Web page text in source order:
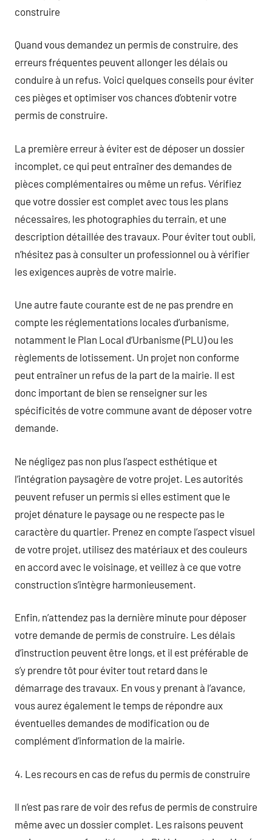
construire
Quand vous demandez un permis de construire, des
erreurs fréquentes peuvent allonger les délais ou
conduire à un refus. Voici quelques conseils pour éviter
ces pièges et optimiser vos chances d’obtenir votre
permis de construire.
La première erreur à éviter est de déposer un dossier
incomplet, ce qui peut entraîner des demandes de
pièces complémentaires ou même un refus. Vérifiez
que votre dossier est complet avec tous les plans
nécessaires, les photographies du terrain, et une
description détaillée des travaux. Pour éviter tout oubli,
n’hésitez pas à consulter un professionnel ou à vérifier
les exigences auprès de votre mairie.
Une autre faute courante est de ne pas prendre en
compte les réglementations locales d’urbanisme,
notamment le Plan Local d’Urbanisme (PLU) ou les
règlements de lotissement. Un projet non conforme
peut entraîner un refus de la part de la mairie. Il est
donc important de bien se renseigner sur les
spécificités de votre commune avant de déposer votre
demande.
Ne négligez pas non plus l’aspect esthétique et
l’intégration paysagère de votre projet. Les autorités
peuvent refuser un permis si elles estiment que le
projet dénature le paysage ou ne respecte pas le
caractère du quartier. Prenez en compte l’aspect visuel
de votre projet, utilisez des matériaux et des couleurs
en accord avec le voisinage, et veillez à ce que votre
construction s’intègre harmonieusement.
Enfin, n’attendez pas la dernière minute pour déposer
votre demande de permis de construire. Les délais
d’instruction peuvent être longs, et il est préférable de
s’y prendre tôt pour éviter tout retard dans le
démarrage des travaux. En vous y prenant à l’avance,
vous aurez également le temps de répondre aux
éventuelles demandes de modification ou de
complément d’information de la mairie.
4. Les recours en cas de refus du permis de construire
Il n’est pas rare de voir des refus de permis de construire
même avec un dossier complet. Les raisons peuvent